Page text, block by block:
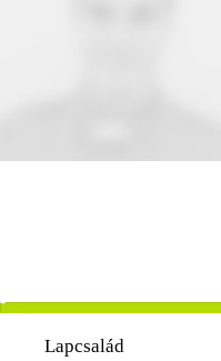
-
Lapcsalád